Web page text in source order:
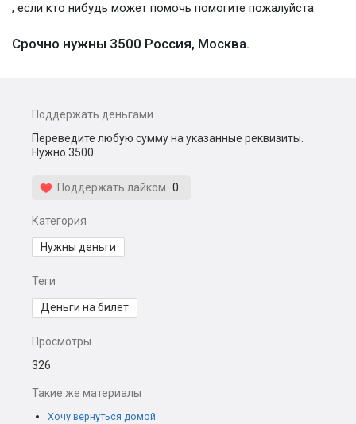
, если кто нибудь может помочь помогите пожалуйста
Срочно нужны 3500 Россия, Москва.
Поддержать деньгами
Переведите любую сумму на указанные реквизиты.
Нужно 3500
Поддержать лайком 0
Категория
Нужны деньги
Теги
Деньги на билет
Просмотры
326
Такие же материалы
Хочу вернуться домой